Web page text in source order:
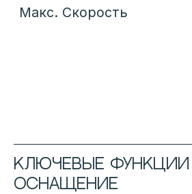
Ключевые функции
оснащение